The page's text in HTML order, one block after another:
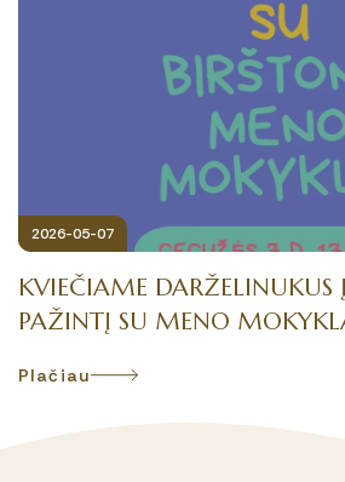
2026-05-07
KVIEČIAME
PAŽINTĮ SU MENO
Plačiau